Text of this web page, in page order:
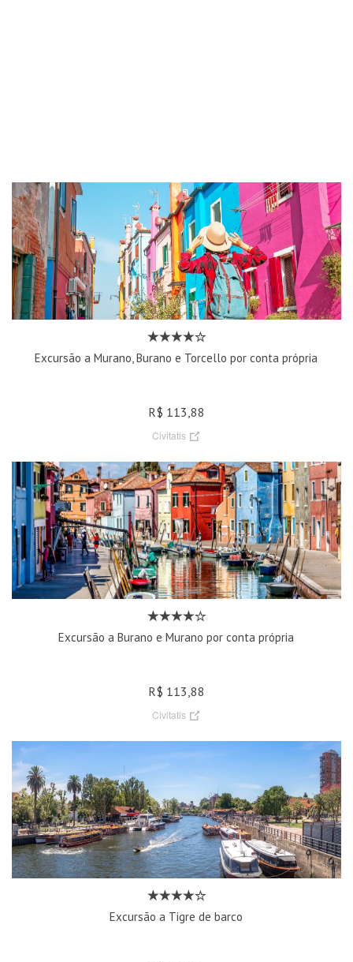
Excursão a Murano, Burano e Torcello por conta própria
R$ 113,88
Civitatis
Excursão a Burano e Murano por conta própria
R$ 113,88
Civitatis
Excursão a Tigre de barco